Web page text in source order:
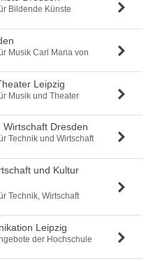
Bildende Künste
Musik Carl Maria von
Leipzig
Musik und Theater
Wirtschaft Dresden
Technik und Wirtschaft
und Kultur
Technik, Wirtschaft
Leipzig
der Hochschule